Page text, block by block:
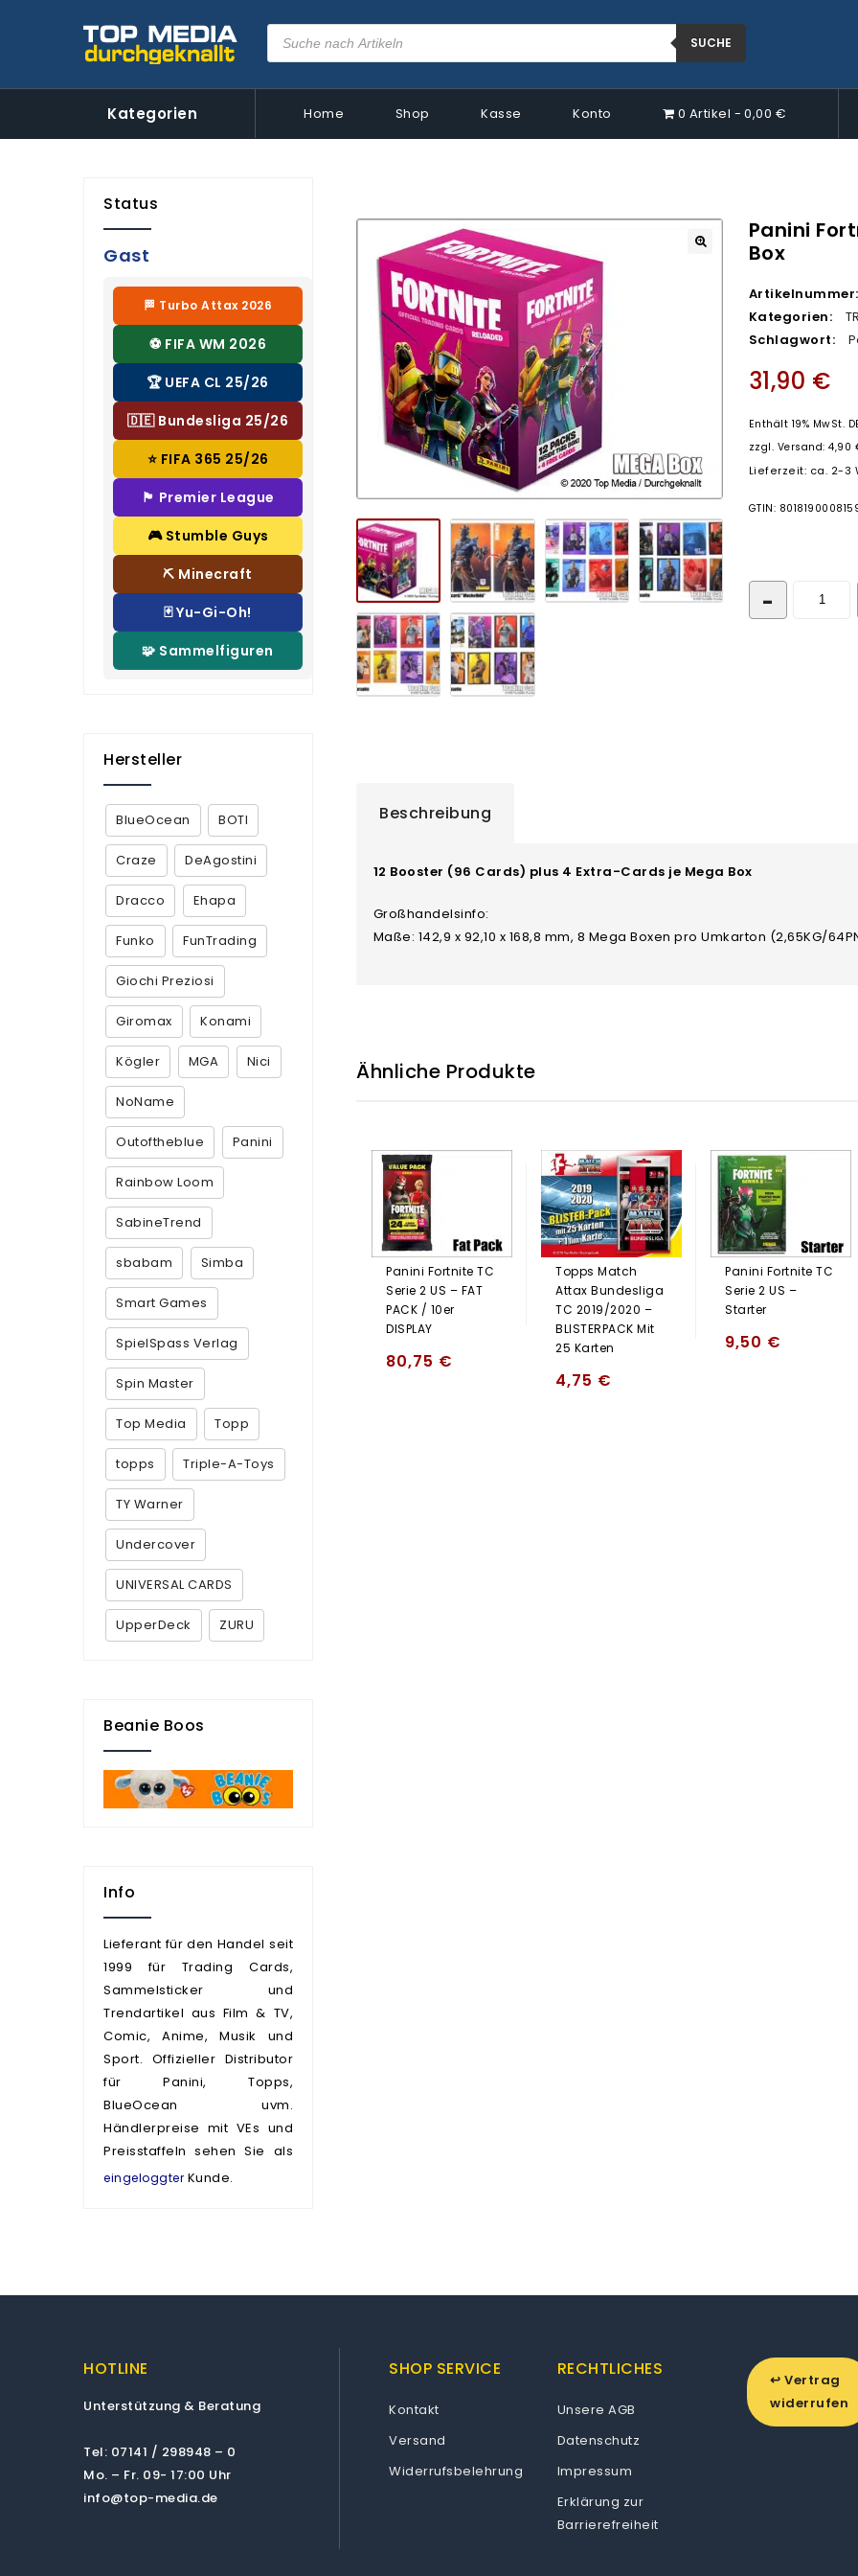
SUCHE
Kategorien Home Shop Kasse Konto 0 Artikel 0,00 €
Panini
Box
Artikelnummer:
Kategorien:
Schlagwort:
31,90 €
Enthält 19% MwSt.
zzgl. Versand:
Lieferzeit: ca. 2-3
GTIN:
Beschreibung
12 Booster (96 Cards) plus 4 Extra-Cards je Mega Box
Großhandelsinfo:
Maße: 142,9 x 92,10 x 168,8 mm, 8 Mega Boxen pro Umkarton (2,65KG/
Ähnliche Produkte
Panini Fortnite TC
Serie 2 US – FAT
PACK / 10er
DISPLAY
80,75 €
Topps Match
Attax Bundesliga
TC 2019/2020 –
BLISTERPACK Mit
25 Karten
4,75 €
Panini Fortnite TC
Serie 2 US –
Starter
9,50 €
Status
Gast
🏁 Turbo Attax 2026
⚽ FIFA WM 2026
🏆 UEFA CL 25/26
🇩🇪 Bundesliga 25/26
⭐ FIFA 365 25/26
🏴 Premier League
🎮 Stumble Guys
⛏️ Minecraft
🃏 Yu-Gi-Oh!
🧩 Sammelfiguren
Hersteller
BlueOcean BOTI
Craze DeAgostini
Dracco Ehapa
Funko FunTrading
Giochi Preziosi
Giromax Konami
Kögler MGA Nici
NoName
Outoftheblue Panini
Rainbow Loom
SabineTrend
sbabam Simba
Smart Games
SpielSpass Verlag
Spin Master
Top Media Topp
topps Triple-A-Toys
TY Warner
Undercover
UNIVERSAL CARDS
UpperDeck ZURU
Beanie Boos
Info
Lieferant für den Handel seit
1999 für Trading Cards,
Sammelsticker und
Trendartikel aus Film & TV,
Comic, Anime, Musik und
Sport. Offizieller Distributor
für Panini, Topps,
BlueOcean uvm.
Händlerpreise mit VEs und
Preisstaffeln sehen Sie als
eingeloggter Kunde.
HOTLINE
Unterstützung & Beratung
Tel: 07141 / 298948 – 0
Mo. – Fr. 09- 17:00 Uhr
info@top-media.de
SHOP SERVICE
Kontakt
Versand
Widerrufsbelehrung
RECHTLICHES
Unsere AGB
Datenschutz
Impressum
Erklärung zur
Barrierefreiheit
↩ Vertrag
widerrufen